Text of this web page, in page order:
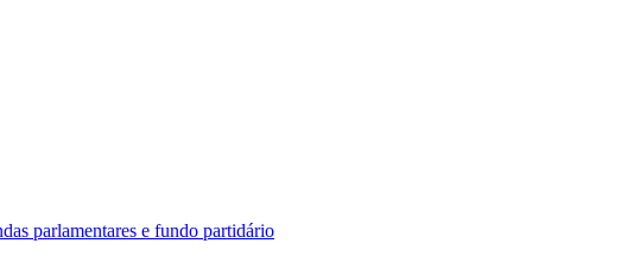
parlamentares e fundo partidário